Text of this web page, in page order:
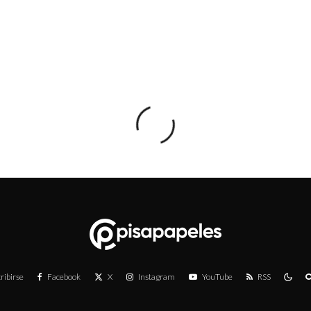
Facebook X Instagram YouTube RSS